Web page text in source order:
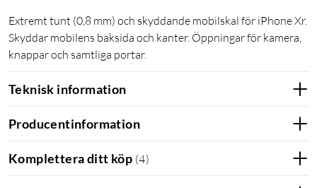
Extremt tunt (0,8 mm) och skyddande mobilskal för iPhone Xr.
Skyddar mobilens baksida och kanter. Öppningar för kamera,
knappar och samtliga portar.
Teknisk information
Producentinformation
Komplettera ditt köp (4)